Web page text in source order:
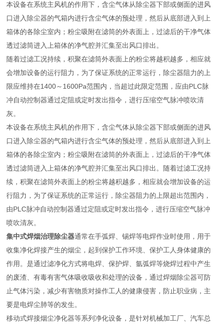
本设备在系统主风机的作用下，含尘气体从除尘器下部或侧面的进风
口进入除尘器的气箱内进行含尘气体的预处理，然后从底部进入到上
箱体的各除尘室内；粉尘吸附在滤筒的外表面上，过滤后的干净气体
透过滤筒进入上箱体的净气腔并汇集至出风口排出。
随着过滤工况持续，积聚在滤筒外表面上的粉尘将越积越多，相应就
会增加设备的运行阻力，为了保证系统的正常运行，除尘器阻力的上
限应维持在1400～1600Pa范围内，当超过此限定范围，应由PLC脉
冲自动控制器通过定阻或定时发出指令，进行压缩空气脉冲喷吹清
灰。
本设备在系统主风机的作用下，含尘气体从除尘器下部或侧面的进风
口进入除尘器的气箱内进行含尘气体的预处理，然后从底部进入到上
箱体的各除尘室内；粉尘吸附在滤筒的外表面上，过滤后的干净气体
透过滤筒进入上箱体的净气腔并汇集至出风口排出。随着过滤工况持
续，积聚在滤筒外表面上的粉尘将越积越多，相应就会增加设备的运
行阻力，为了保证系统的正常运行，除尘器阻力的上限超出范围内，
由PLC脉冲自动控制器通过定阻或定时发出指令，进行压缩空气脉冲
喷吹清灰。
集中式焊烟治理除尘器通常在手弧焊、锡焊等电焊作业时使用，用于
收集净化焊接产生的烟尘，起到保护工作环境、保护工人身体健康的
作用。是通过滤净化方式将电焊、保护焊、氩弧焊等烧焊过程中产生
的废渣、有毒有害气体吸收吸收和处理的设备，通过焊烟除尘器可防
止气体污染，减少有害物质对操作工人的健康侵害，防止职业病，主
要是电焊尘肺等的发生。
移动式焊接烟尘净化器等系列净化设备，是针对机械加工厂、汽车总